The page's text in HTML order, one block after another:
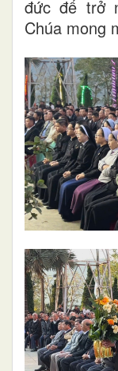
đức để trở
Chúa mong